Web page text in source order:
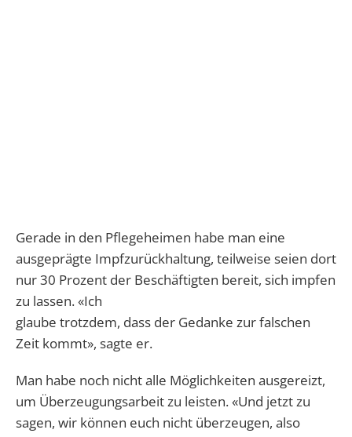
Gerade in den Pflegeheimen habe man eine
ausgeprägte Impfzurückhaltung, teilweise seien dort
nur 30 Prozent der Beschäftigten bereit, sich impfen
zu lassen. «Ich
glaube trotzdem, dass der Gedanke zur falschen
Zeit kommt», sagte er.
Man habe noch nicht alle Möglichkeiten ausgereizt,
um Überzeugungsarbeit zu leisten. «Und jetzt zu
sagen, wir können euch nicht überzeugen, also